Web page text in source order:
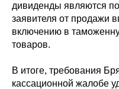
дивиденды являются
заявителя от продажи
включению в
товаров.
В итоге, требования
кассационной жалобе